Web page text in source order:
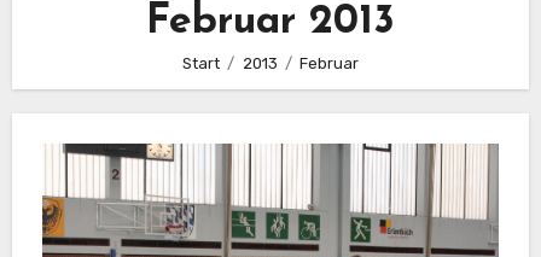
Februar 2013
Start 2013 Februar